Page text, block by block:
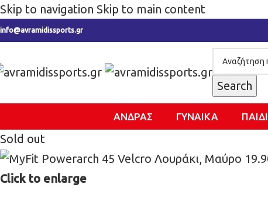
Skip to navigation Skip to main content
info@avramidissports.gr
Search
ΑΝΔΡΑΣ ΓΥΝΑΙΚΑ ΠΑΙΔΙ
Sold out
Click to enlarge